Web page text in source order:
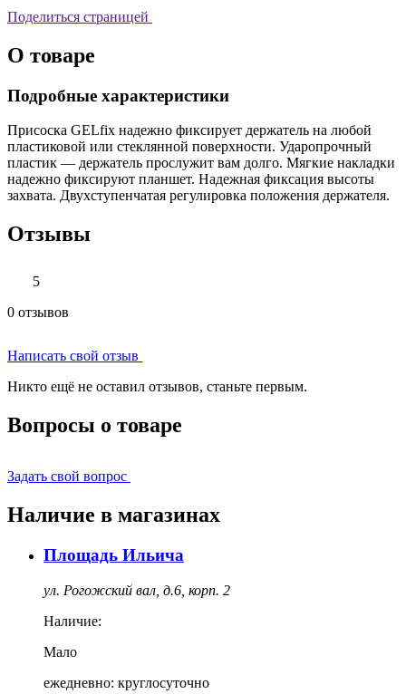
Поделиться страницей
О товаре
Подробные характеристики
Присоска GELfix надежно фиксирует держатель на любой
пластиковой или стеклянной поверхности. Ударопрочный
пластик — держатель прослужит вам долго. Мягкие накладки
надежно фиксируют планшет. Надежная фиксация высоты
захвата. Двухступенчатая регулировка положения держателя.
Отзывы
5
0 отзывов
Написать свой отзыв
Никто ещё не оставил отзывов, станьте первым.
Вопросы о товаре
Задать свой вопрос
Наличие в магазинах
Площадь Ильича
ул. Рогожский вал, д.6, корп. 2
Наличие:
Мало
ежедневно: круглосуточно